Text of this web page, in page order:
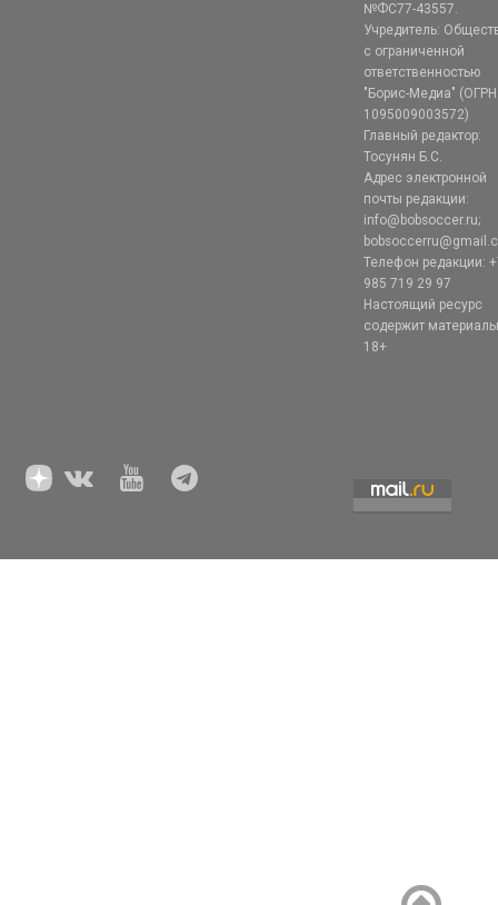
№ФС77-43557.
Учредитель:
с ограниченной
ответственностью
"Борис-Медиа" (ОГРН
1095009003572)
Главный редактор:
Тосунян Б.С.
Адрес электронной
почты редакции:
info@bobsoccer.ru;
Телефон редакции:
985 719 29 97
Настоящий ресурс
содержит
18+